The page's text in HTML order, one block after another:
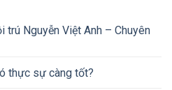
trú Nguyễn Việt Anh – Chuyên
thực sự càng tốt?